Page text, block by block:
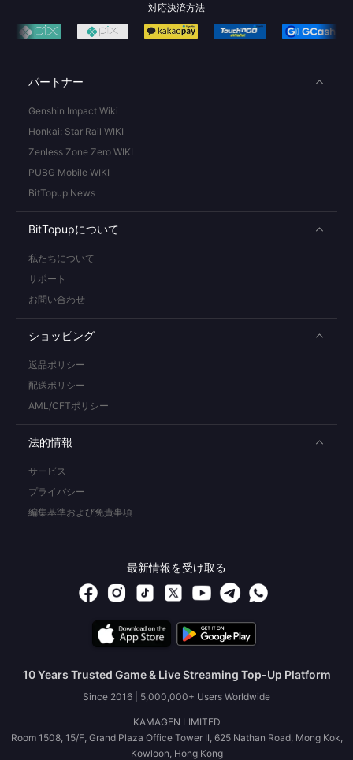
対応決済方法
パートナー
Genshin Impact Wiki
Honkai: Star Rail WIKI
Zenless Zone Zero WIKI
PUBG Mobile WIKI
BitTopup News
BitTopupについて
私たちについて
サポート
お問い合わせ
ショッピング
返品ポリシー
配送ポリシー
AML/CFTポリシー
法的情報
サービス
プライバシー
編集基準および免責事項
最新情報を受け取る
10 Years Trusted Game & Live Streaming Top-Up Platform
Since 2016 | 5,000,000+ Users Worldwide
KAMAGEN LIMITED
Room 1508, 15/F, Grand Plaza Office Tower II, 625 Nathan Road, Mong Kok,
Kowloon, Hong Kong